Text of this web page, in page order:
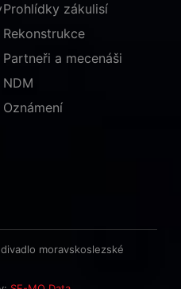
Prohlídky zákulisí
Rekonstrukce
Partneři a mecenáši
NDM
Oznámení
moravskoslezské